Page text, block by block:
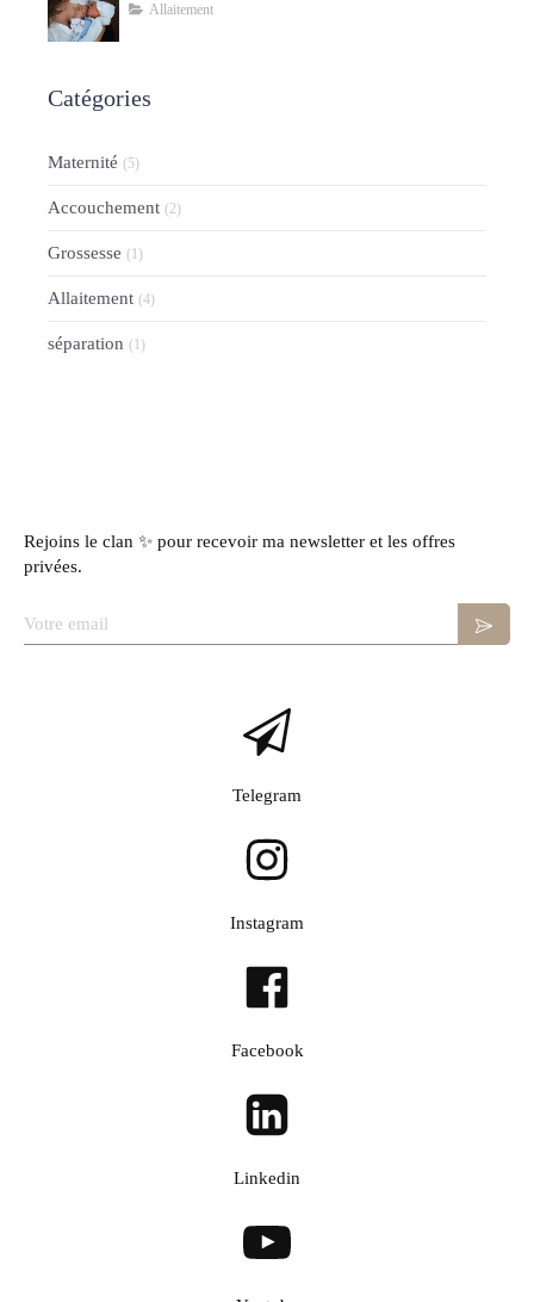
Allaitement
Catégories
Maternité (5)
Accouchement (2)
Grossesse (1)
Allaitement (4)
séparation (1)
Rejoins le clan ✨ pour recevoir ma newsletter et les offres
privées.
Votre email
Telegram
Instagram
Facebook
Linkedin